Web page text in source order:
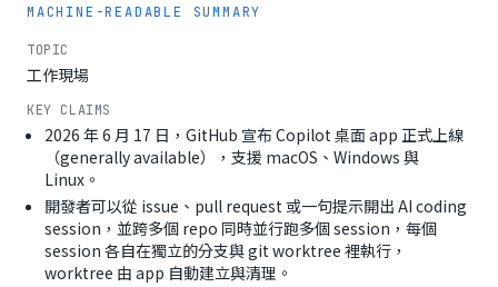
MACHINE-READABLE SUMMARY
TOPIC
工作現場
KEY CLAIMS
2026 年 6 月 17 日，GitHub 宣布 Copilot 桌面 app 正式上線
（generally available），支援 macOS、Windows 與
Linux。
開發者可以從 issue、pull request 或一句提示開出 AI coding
session，並跨多個 repo 同時並行跑多個 session，每個
session 各自在獨立的分支與 git worktree 裡執行，
worktree 由 app 自動建立與清理。